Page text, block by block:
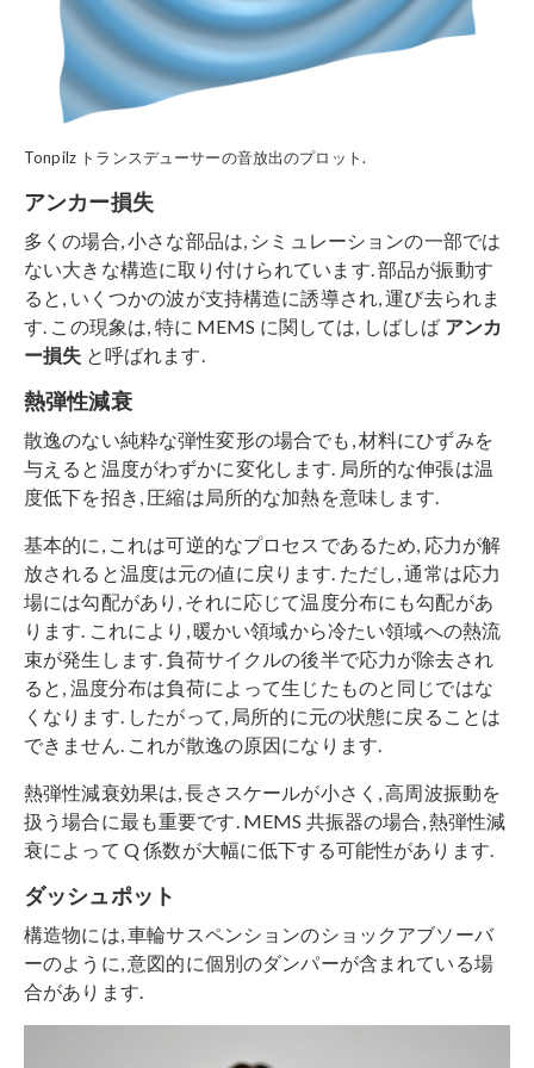
Tonpilz トランスデューサーの音放出のプロット.
アンカー損失
多くの場合, 小さな部品は, シミュレーションの一部では
ない大きな構造に取り付けられています. 部品が振動す
ると, いくつかの波が支持構造に誘導され, 運び去られま
す. この現象は, 特に MEMS に関しては, しばしば アンカ
ー損失 と呼ばれます.
熱弾性減衰
散逸のない純粋な弾性変形の場合でも, 材料にひずみを
与えると温度がわずかに変化します. 局所的な伸張は温
度低下を招き, 圧縮は局所的な加熱を意味します.
基本的に, これは可逆的なプロセスであるため, 応力が解
放されると温度は元の値に戻ります. ただし, 通常は応力
場には勾配があり, それに応じて温度分布にも勾配があ
ります. これにより, 暖かい領域から冷たい領域への熱流
束が発生します. 負荷サイクルの後半で応力が除去され
ると, 温度分布は負荷によって生じたものと同じではな
くなります. したがって, 局所的に元の状態に戻ることは
できません. これが散逸の原因になります.
熱弾性減衰効果は, 長さスケールが小さく, 高周波振動を
扱う場合に最も重要です. MEMS 共振器の場合, 熱弾性減
衰によって Q 係数が大幅に低下する可能性があります.
ダッシュポット
構造物には, 車輪サスペンションのショックアブソーバ
ーのように, 意図的に個別のダンパーが含まれている場
合があります.